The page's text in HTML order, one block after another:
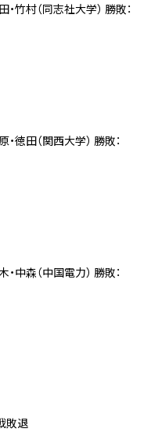
竹村（同志社大学） 勝敗：
徳田（関西大学） 勝敗：
中森（中国電力） 勝敗：
敗退